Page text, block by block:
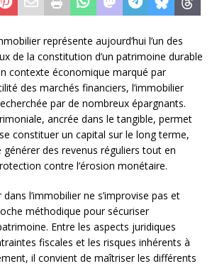
représente aujourd’hui l’un des
de la constitution d’un patrimoine durable
contexte économique marqué par
des marchés financiers, l’immobilier
par de nombreux épargnants.
ancrée dans le tangible, permet
constituer un capital sur le long terme,
des revenus réguliers tout en
contre l’érosion monétaire.
l’immobilier ne s’improvise pas et
méthodique pour sécuriser
Entre les aspects juridiques
fiscales et les risques inhérents à
il convient de maîtriser les différents